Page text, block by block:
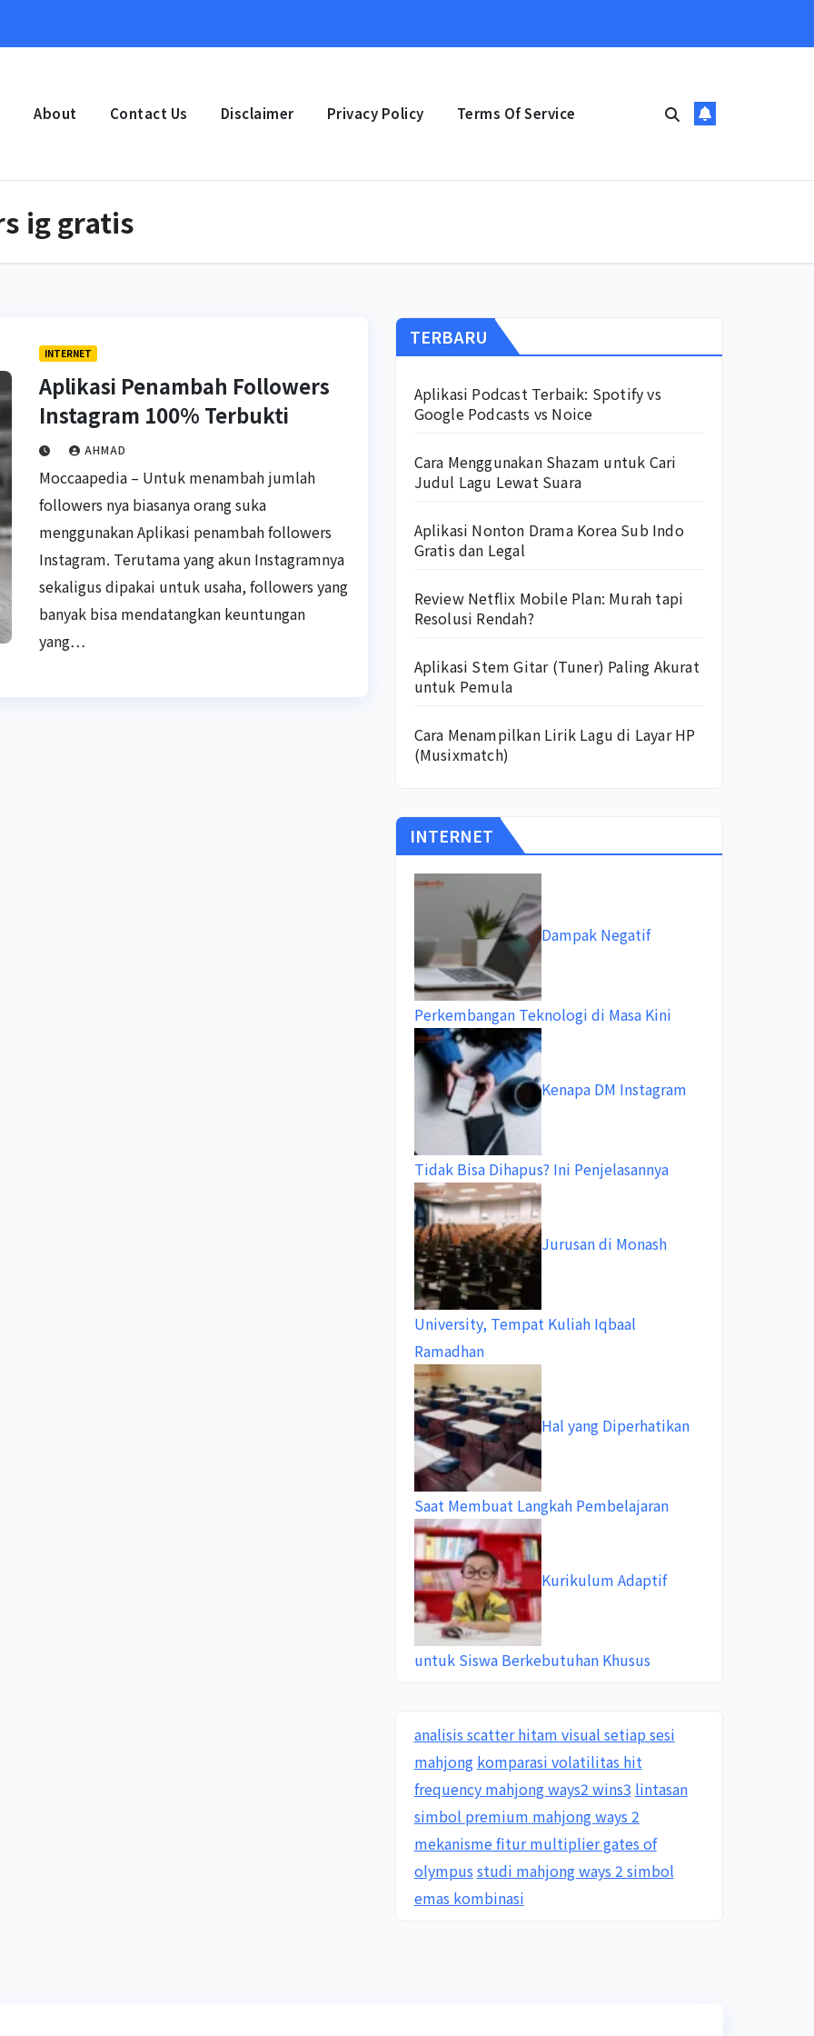
About Contact Us Disclaimer Privacy Policy Terms Of Service
ig gratis
INTERNET
Aplikasi Penambah Followers
Instagram 100% Terbukti
AHMAD
Moccaapedia – Untuk menambah jumlah
followers nya biasanya orang suka
menggunakan Aplikasi penambah followers
Instagram. Terutama yang akun Instagramnya
sekaligus dipakai untuk usaha, followers yang
banyak bisa mendatangkan keuntungan
yang…
TERBARU
Aplikasi Podcast Terbaik: Spotify vs
Google Podcasts vs Noice
Cara Menggunakan Shazam untuk Cari
Judul Lagu Lewat Suara
Aplikasi Nonton Drama Korea Sub Indo
Gratis dan Legal
Review Netflix Mobile Plan: Murah tapi
Resolusi Rendah?
Aplikasi Stem Gitar (Tuner) Paling Akurat
untuk Pemula
Cara Menampilkan Lirik Lagu di Layar HP
(Musixmatch)
INTERNET
Dampak Negatif
Perkembangan Teknologi di Masa Kini
Kenapa DM Instagram
Tidak Bisa Dihapus? Ini Penjelasannya
Jurusan di Monash
University, Tempat Kuliah Iqbaal
Ramadhan
Hal yang Diperhatikan
Saat Membuat Langkah Pembelajaran
Kurikulum Adaptif
untuk Siswa Berkebutuhan Khusus
analisis scatter hitam visual setiap sesi
mahjong komparasi volatilitas hit
frequency mahjong ways2 wins3 lintasan
simbol premium mahjong ways 2
mekanisme fitur multiplier gates of
olympus studi mahjong ways 2 simbol
emas kombinasi